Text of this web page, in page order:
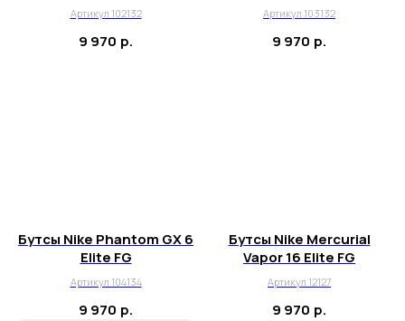
Артикул 102132
9 970 р.
Артикул 103132
9 970 р.
Бутсы Nike Phantom GX 6
Elite FG
Артикул 104134
9 970 р.
Бутсы Nike Mercurial
Vapor 16 Elite FG
Артикул 12127
9 970 р.